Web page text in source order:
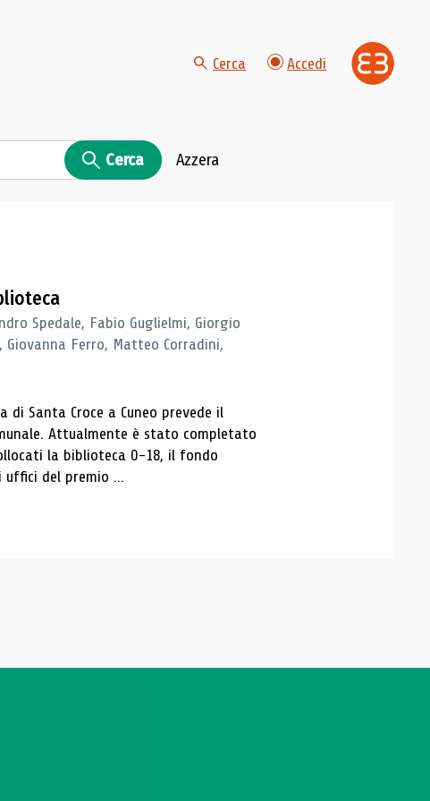
Cerca Accedi
Cerca Azzera
Spedale, Fabio Guglielmi, Giorgio
Ferro, Matteo Corradini,
Santa Croce a Cuneo prevede il
Attualmente è stato completato
la biblioteca 0-18, il fondo
uffici del premio ...